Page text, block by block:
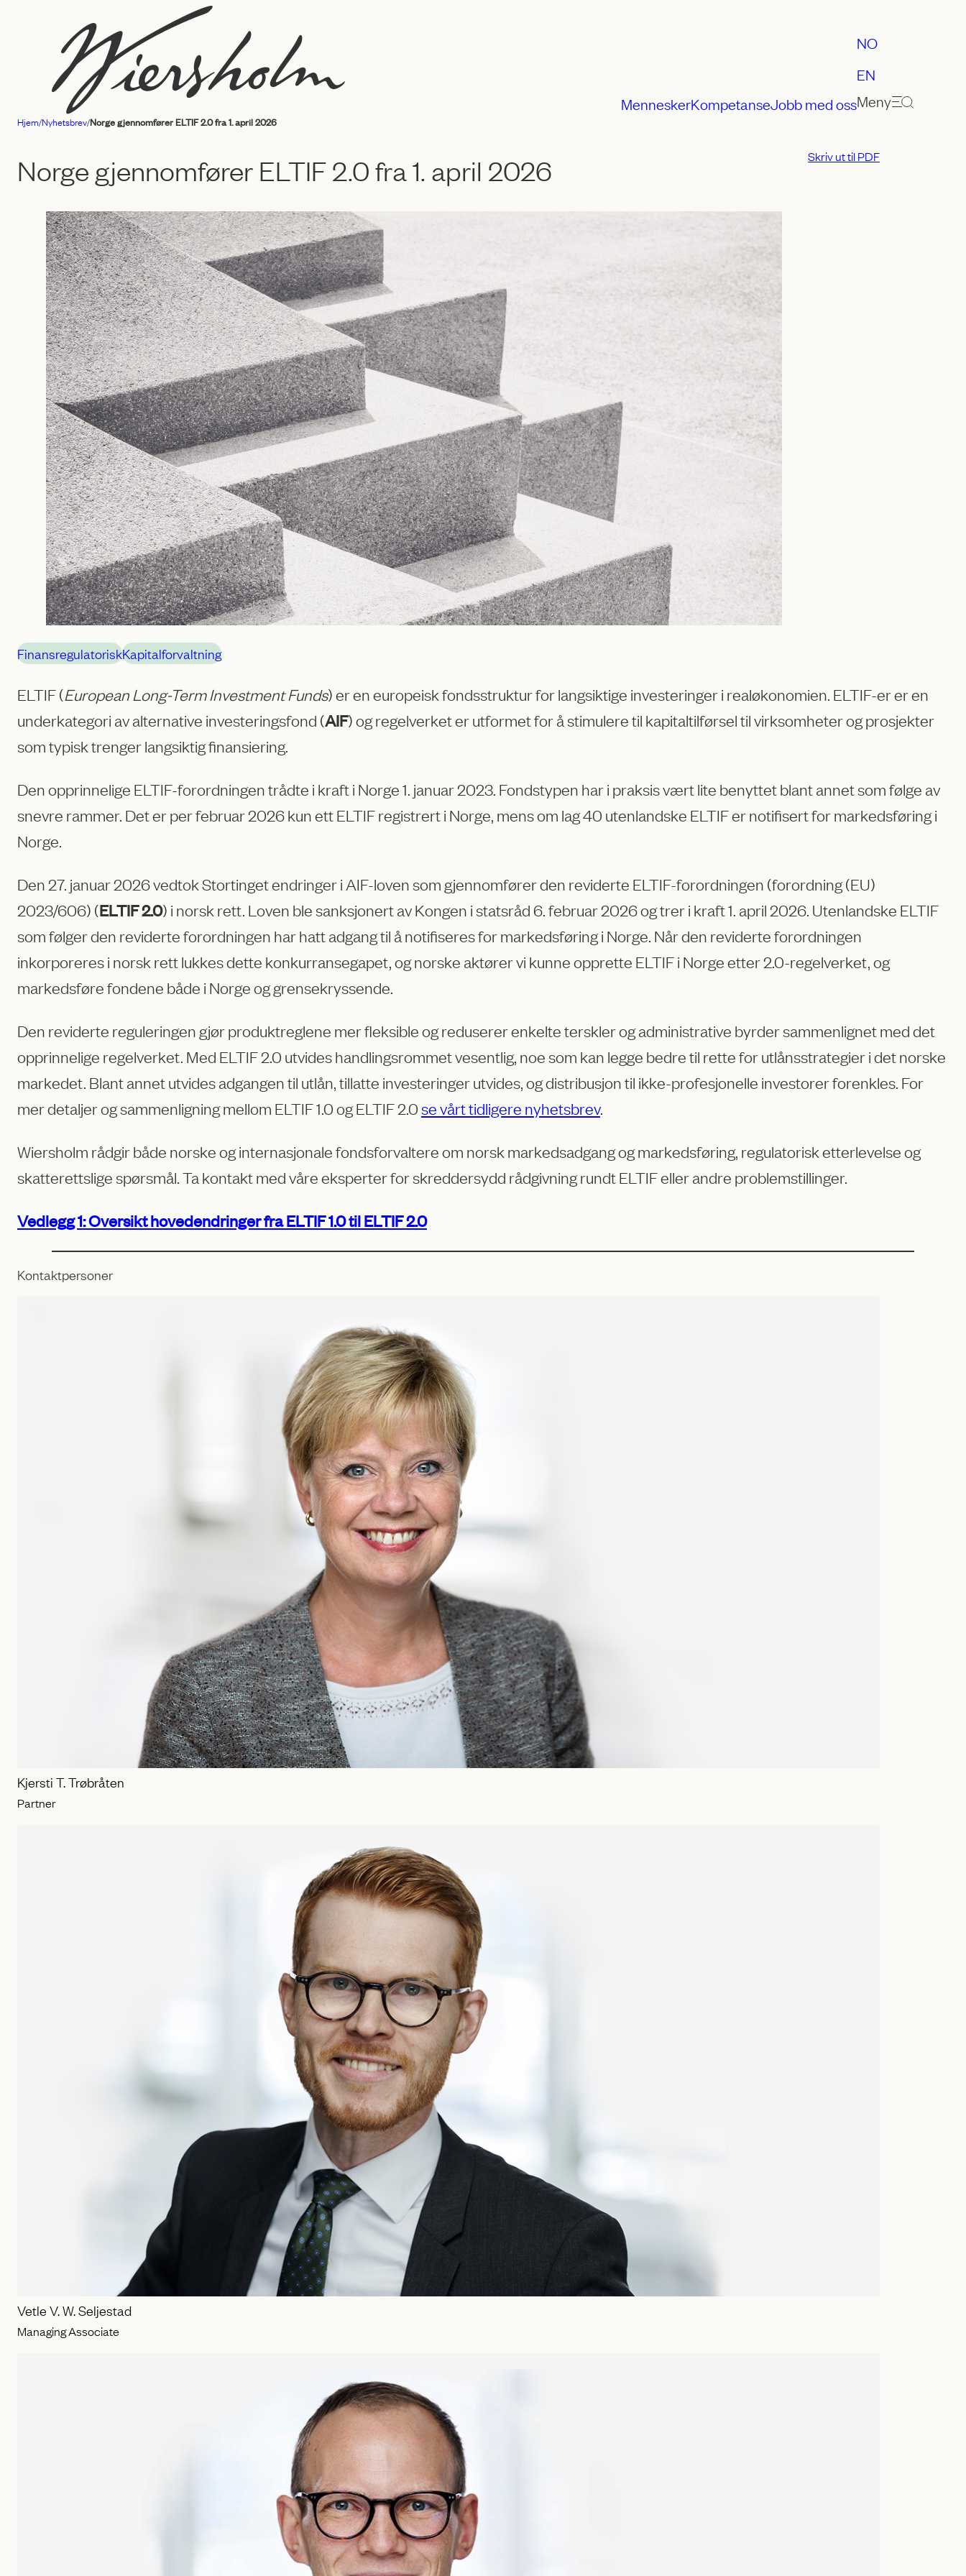
Advokatfirmaet
Wiersholm
MenneskerKompetanseJobb med oss
NO
EN
Meny
Hjem/Nyhetsbrev/Norge gjennomfører ELTIF 2.0 fra 1. april 2026
Skriv ut til PDF
Norge gjennomfører ELTIF 2.0 fra 1. april 2026
FinansregulatoriskKapitalforvaltning
ELTIF (European Long-Term Investment Funds) er en europeisk fondsstruktur for langsiktige investeringer i realøkonomien. ELTIF-er er en
underkategori av alternative investeringsfond (AIF) og regelverket er utformet for å stimulere til kapitaltilførsel til virksomheter og prosjekter
som typisk trenger langsiktig finansiering.
Den opprinnelige ELTIF-forordningen trådte i kraft i Norge 1. januar 2023. Fondstypen har i praksis vært lite benyttet blant annet som følge av
snevre rammer. Det er per februar 2026 kun ett ELTIF registrert i Norge, mens om lag 40 utenlandske ELTIF er notifisert for markedsføring i
Norge.
Den 27. januar 2026 vedtok Stortinget endringer i AIF-loven som gjennomfører den reviderte ELTIF-forordningen (forordning (EU)
2023/606) (ELTIF 2.0) i norsk rett. Loven ble sanksjonert av Kongen i statsråd 6. februar 2026 og trer i kraft 1. april 2026. Utenlandske ELTIF
som følger den reviderte forordningen har hatt adgang til å notifiseres for markedsføring i Norge. Når den reviderte forordningen
inkorporeres i norsk rett lukkes dette konkurransegapet, og norske aktører vi kunne opprette ELTIF i Norge etter 2.0-regelverket, og
markedsføre fondene både i Norge og grensekryssende.
Den reviderte reguleringen gjør produktreglene mer fleksible og reduserer enkelte terskler og administrative byrder sammenlignet med det
opprinnelige regelverket. Med ELTIF 2.0 utvides handlingsrommet vesentlig, noe som kan legge bedre til rette for utlånsstrategier i det norske
markedet. Blant annet utvides adgangen til utlån, tillatte investeringer utvides, og distribusjon til ikke-profesjonelle investorer forenkles. For
mer detaljer og sammenligning mellom ELTIF 1.0 og ELTIF 2.0se vårt tidligere nyhetsbrev.
Wiersholm rådgir både norske og internasjonale fondsforvaltere om norsk markedsadgang og markedsføring, regulatorisk etterlevelse og
skatterettslige spørsmål. Ta kontakt med våre eksperter for skreddersydd rådgivning rundt ELTIF eller andre problemstillinger.
Vedlegg 1: Oversikt hovedendringer fra ELTIF 1.0 til ELTIF 2.0
Kontaktpersoner
Kjersti T. Trøbråten
Partner
Vetle V. W. Seljestad
Managing Associate